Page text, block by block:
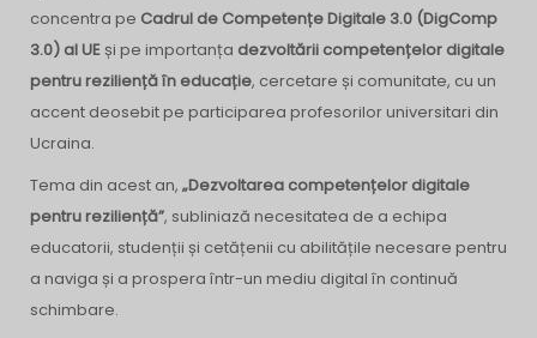
concentra pe Cadrul de Competențe Digitale 3.0 (DigComp
3.0) al UEși pe importanța dezvoltării competențelor digitale
pentru reziliență în educație, cercetare și comunitate, cu un
accent deosebit pe participarea profesorilor universitari din
Ucraina.
Tema din acest an, „Dezvoltarea competențelor digitale
pentru reziliență”, subliniază necesitatea de a echipa
educatorii, studenții și cetățenii cu abilitățile necesare pentru
a naviga și a prospera într-un mediu digital în continuă
schimbare.